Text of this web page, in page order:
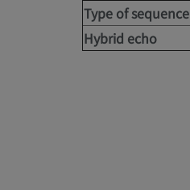
Type of sequence
Hybrid echo